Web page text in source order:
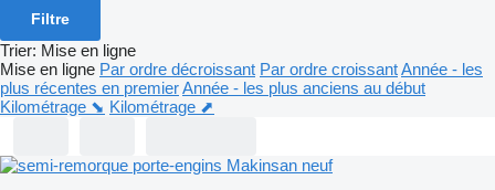
Filtre
Trier: Mise en ligne
Mise en ligne Par ordre décroissant Par ordre croissantAnnée - les
plus récentes en premierAnnée - les plus anciens au début
Kilométrage ⬊ Kilométrage ⬈